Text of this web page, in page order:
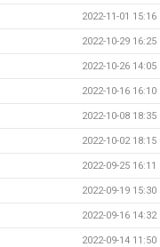
2022-11-01 15:16
2022-10-29 16:25
2022-10-26 14:05
2022-10-16 16:10
2022-10-08 18:35
2022-10-02 18:15
2022-09-25 16:11
2022-09-19 15:30
2022-09-16 14:32
2022-09-14 11:50